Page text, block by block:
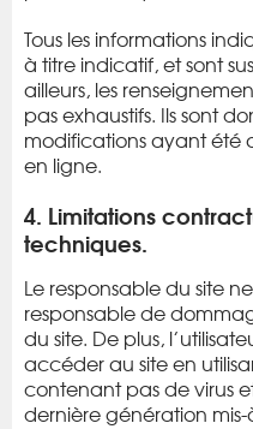
Tous les informations
à titre indicatif, et sont
ailleurs, les
pas exhaustifs. Ils sont
modifications ayant été
en ligne.
4. Limitations
techniques.
Le responsable du site
responsable de
du site. De plus,
accéder au site en
contenant pas de virus
dernière génération